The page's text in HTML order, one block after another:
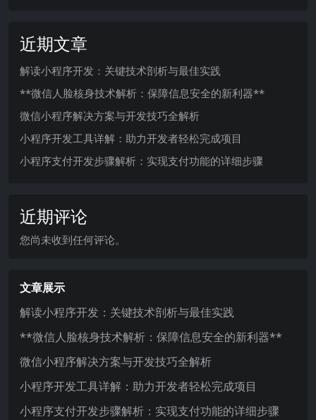
近期文章
解读小程序开发：关键技术剖析与最佳实践
**微信人脸核身技术解析：保障信息安全的新利器**
微信小程序解决方案与开发技巧全解析
小程序开发工具详解：助力开发者轻松完成项目
小程序支付开发步骤解析：实现支付功能的详细步骤
近期评论
您尚未收到任何评论。
文章展示
解读小程序开发：关键技术剖析与最佳实践
**微信人脸核身技术解析：保障信息安全的新利器**
微信小程序解决方案与开发技巧全解析
小程序开发工具详解：助力开发者轻松完成项目
小程序支付开发步骤解析：实现支付功能的详细步骤